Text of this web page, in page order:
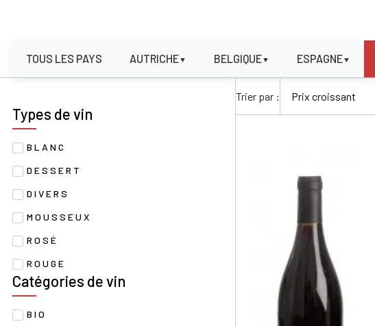
TOUS LES PAYS AUTRICHE▼ BELGIQUE▼ ESPAGNE▼
Types de vin
BLANC
DESSERT
DIVERS
MOUSSEUX
ROSÉ
ROUGE
Catégories de vin
BIO
Trier par :